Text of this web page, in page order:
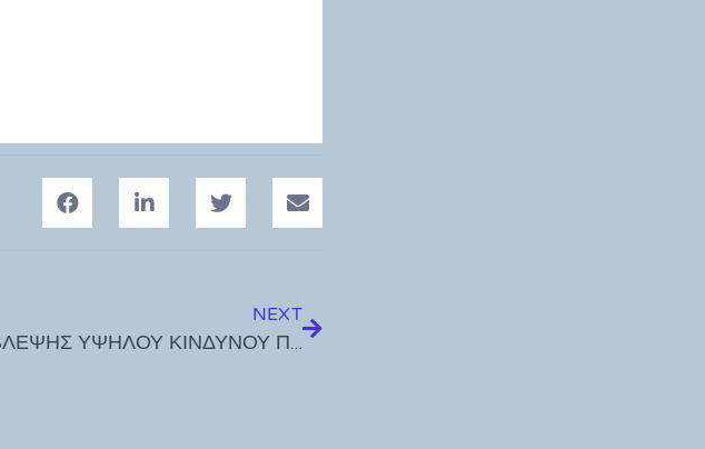
NEXT
ΈΚΤΑΚΤΟ ΔΕΛΤΙΟ ΠΡΟΒΛΕΨΗΣ ΥΨΗΛΟΥ ΚΙΝΔΥΝΟΥ ΠΥΡΚΑΓΙΑΣ ΓΙΑ 30/07/2021